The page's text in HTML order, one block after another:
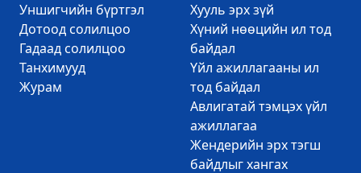
Уншигчийн бүртгэл
Дотоод солилцоо
Гадаад солилцоо
Танхимууд
Журам
Хууль эрх зүй
Хүний нөөцийн ил тод
байдал
Үйл ажиллагааны ил
тод байдал
Авлигатай тэмцэх үйл
ажиллагаа
Жендерийн эрх тэгш
байдлыг хангах